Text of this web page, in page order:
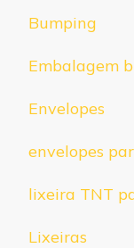
Bumping
Embalagem
Envelopes
envelopes
lixeira TNT
Lixeiras